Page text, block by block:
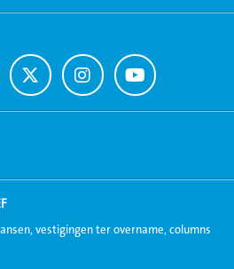
Ga
naar
Twitter
Ga
naar
Instagram
Ga
naar
Youtube
vestigingen ter overname, columns